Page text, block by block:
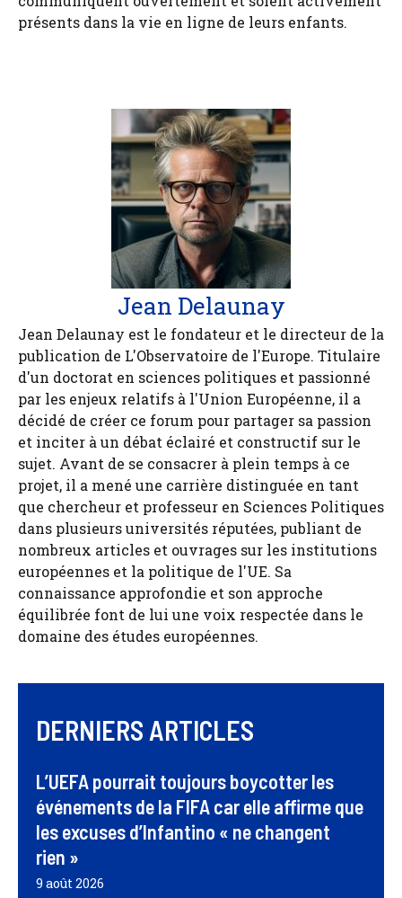
présents dans la vie en ligne de leurs enfants.
Jean Delaunay
Jean Delaunay est le fondateur et le directeur de la
publication de L'Observatoire de l'Europe. Titulaire
d'un doctorat en sciences politiques et passionné
par les enjeux relatifs à l'Union Européenne, il a
décidé de créer ce forum pour partager sa passion
et inciter à un débat éclairé et constructif sur le
sujet. Avant de se consacrer à plein temps à ce
projet, il a mené une carrière distinguée en tant
que chercheur et professeur en Sciences Politiques
dans plusieurs universités réputées, publiant de
nombreux articles et ouvrages sur les institutions
européennes et la politique de l'UE. Sa
connaissance approfondie et son approche
équilibrée font de lui une voix respectée dans le
domaine des études européennes.
DERNIERS ARTICLES
L’UEFA pourrait toujours boycotter les
événements de la FIFA car elle affirme que
les excuses d’Infantino « ne changent
rien »
9 août 2026